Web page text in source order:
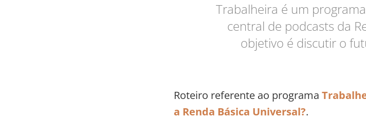
Trabalheira é um
central de podcasts da
objetivo é discutir o
Roteiro referente ao programa
a Renda Básica Universal?.